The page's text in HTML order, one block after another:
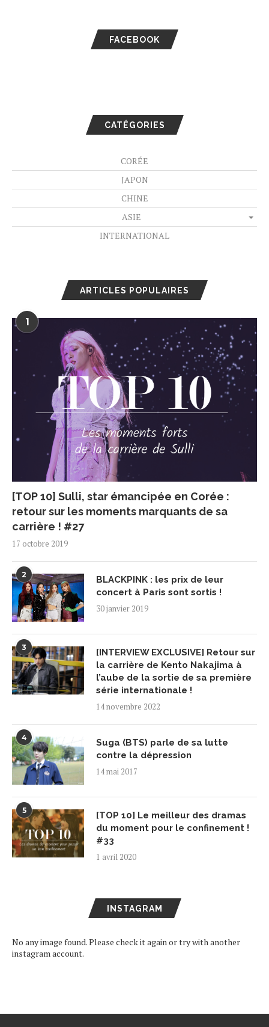
FACEBOOK
CATÉGORIES
CORÉE
JAPON
CHINE
ASIE
INTERNATIONAL
ARTICLES POPULAIRES
1
[TOP 10] Sulli, star émancipée en Corée :
retour sur les moments marquants de sa
carrière ! #27
17 octobre 2019
2
BLACKPINK : les prix de leur
concert à Paris sont sortis !
30 janvier 2019
3
[INTERVIEW EXCLUSIVE] Retour sur
la carrière de Kento Nakajima à
l’aube de la sortie de sa première
série internationale !
14 novembre 2022
4
Suga (BTS) parle de sa lutte
contre la dépression
14 mai 2017
5
[TOP 10] Le meilleur des dramas
du moment pour le confinement !
#33
1 avril 2020
INSTAGRAM
No any image found. Please check it again or try with another
instagram account.